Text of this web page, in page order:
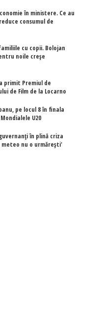
în ministere. Ce au
consumul de
cu copii. Bolojan
noile creșe
primit Premiul de
de Film de la Locarno
pe locul 8 în finala
U20
în plină criza
nu o urmărești'